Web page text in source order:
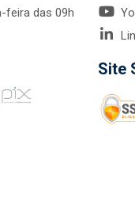
feira das 09h
Site